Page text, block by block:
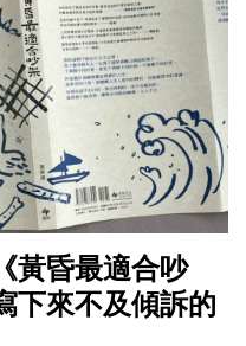
黃昏最適合吵
下來不及傾訴的